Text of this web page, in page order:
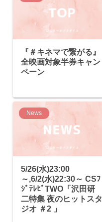
『＃キネマで繋がる』
全映画対象半券キャン
ペーン
News
5/26(水)23:00
～,6/2(水)22:30～ CSﾌ
ｼﾞﾃﾚﾋﾞTWO「沢田研
二特集 夜のヒットスタ
ジオ ＃2 」